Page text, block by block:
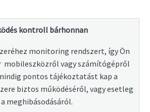
kontroll bárhonnan
monitoring rendszert, így Ön
mobileszközről vagy számítógépről
pontos tájékoztatást kap a
biztos működéséről, vagy esetleg
a meghibásodásáról.